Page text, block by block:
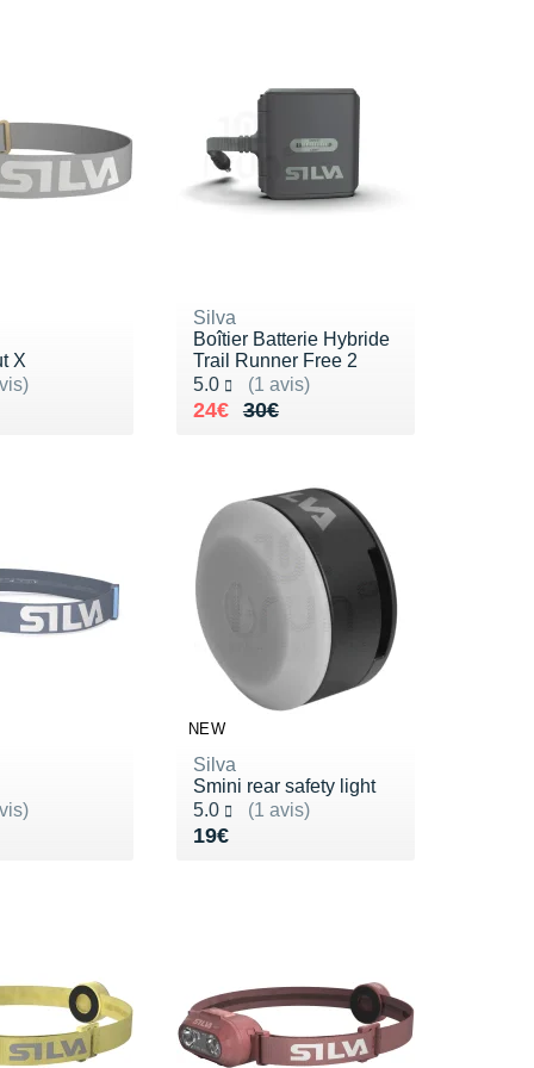
X
5
45€
Silva
Boîtier Batterie Hybride
Trail Runner Free 2
5.0
(1 avis)
Noté 5.0 sur 5
30€
Au lieu de 30€
24€
Vendu 24€
5
NEW
Silva
Smini rear safety light
5.0
(1 avis)
Noté 5.0 sur 5
19€
Vendu 19€